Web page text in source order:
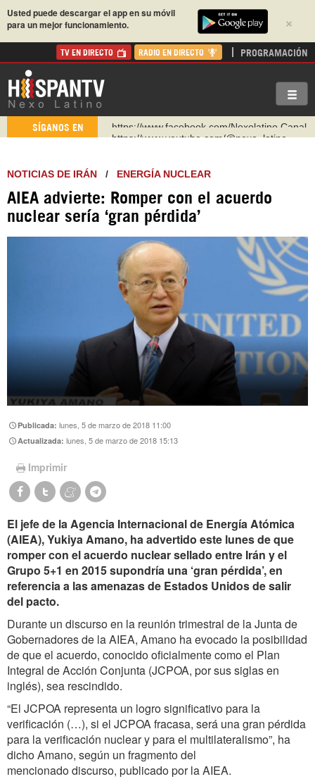
×
Usted puede descargar el app en su móvil
para un mejor funcionamiento.
TV EN DIRECTO RADIO EN DIRECTO PROGRAMACIÓN
SÍGANOS EN
https://www.youtube.com/@nexo_latino
https://t.me/hispantvcanal
https://urmedium.com/c/hispantv
WhatsApp y Viber: +98 921 79 29 404
https://www.facebook.com/Nexolatino.Canal
NOTICIAS DE IRÁN / ENERGÍA NUCLEAR
AIEA advierte: Romper con el acuerdo
nuclear sería ‘gran pérdida’
Publicada:lunes, 5 de marzo de 2018 11:00
Actualizada:lunes, 5 de marzo de 2018 15:13
Imprimir
El jefe de la Agencia Internacional de Energía Atómica
(AIEA), Yukiya Amano, ha advertido este lunes de que
romper con el acuerdo nuclear sellado entre Irán y el
Grupo 5+1 en 2015 supondría una ‘gran pérdida’, en
referencia a las amenazas de Estados Unidos de salir
del pacto.
Durante un discurso en la reunión trimestral de la Junta de
Gobernadores de la AIEA, Amano ha evocado la posibilidad
de que el acuerdo, conocido oficialmente como el Plan
Integral de Acción Conjunta (JCPOA, por sus siglas en
inglés), sea rescindido.
“El JCPOA representa un logro significativo para la
verificación (…), si el JCPOA fracasa, será una gran pérdida
para la verificación nuclear y para el multilateralismo”, ha
dicho Amano, según un fragmento del
mencionado discurso, publicado por la AIEA.